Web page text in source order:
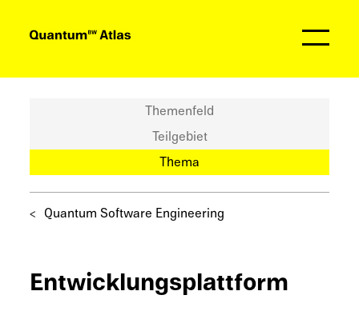
Themenfeld
Teilgebiet
Thema
Quantum Software Engineering
Entwick­lungs­platt­form